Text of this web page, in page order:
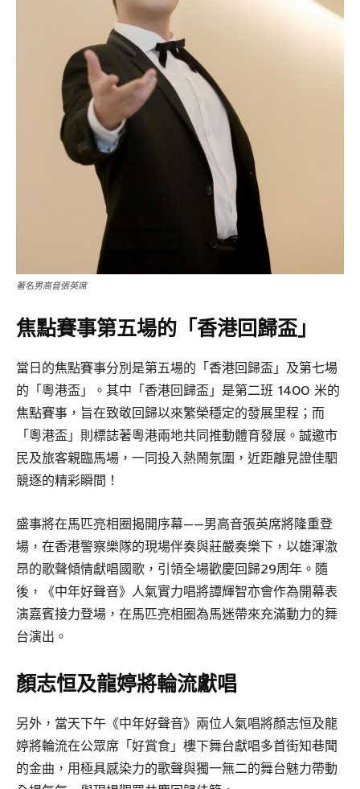
著名男高音張英席
焦點賽事第五場的「香港回歸盃」
當日的焦點賽事分別是第五場的「香港回歸盃」及第七場
的「粵港盃」。其中「香港回歸盃」是第二班 1400 米的
焦點賽事，旨在致敬回歸以來繁榮穩定的發展里程；而
「粵港盃」則標誌著粵港兩地共同推動體育發展。誠邀市
民及旅客親臨馬場，一同投入熱鬧氛圍，近距離見證佳駟
競逐的精彩瞬間！
盛事將在馬匹亮相圈揭開序幕——男高音張英席將隆重登
場，在香港警察樂隊的現場伴奏與莊嚴奏樂下，以雄渾激
昂的歌聲傾情獻唱國歌，引領全場歡慶回歸29周年。隨
後，《中年好聲音》人氣實力唱將譚輝智亦會作為開幕表
演嘉賓接力登場，在馬匹亮相圈為馬迷帶來充滿動力的舞
台演出。
顏志恒及龍婷將輪流獻唱
另外，當天下午《中年好聲音》兩位人氣唱將顏志恒及龍
婷將輪流在公眾席「好賞食」樓下舞台獻唱多首街知巷聞
的金曲，用極具感染力的歌聲與獨一無二的舞台魅力帶動